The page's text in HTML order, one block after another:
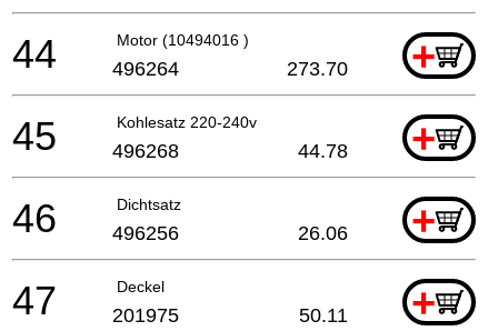
Motor (10494016 ) +
44 496264 273.70
Kohlesatz 220-240v +
45 496268 44.78
Dichtsatz +
46 496256 26.06
Deckel +
47 201975 50.11